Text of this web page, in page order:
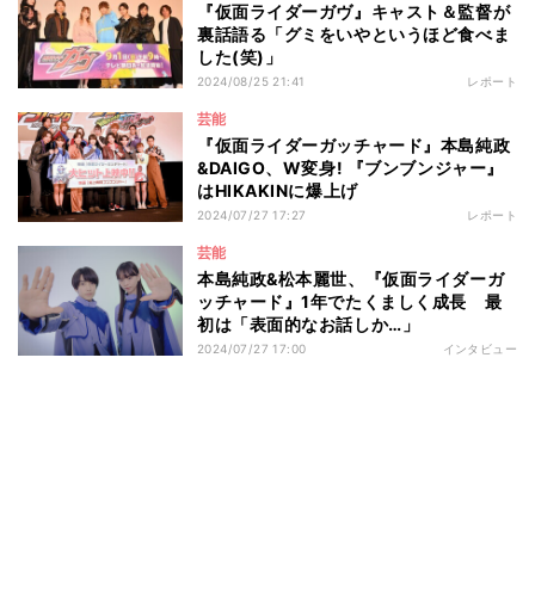
『仮面ライダーガヴ』キャスト＆監督が
裏話語る「グミをいやというほど食べま
した(笑)」
2024/08/25 21:41 レポート
芸能
『仮面ライダーガッチャード』本島純政
&DAIGO、W変身! 『ブンブンジャー』
はHIKAKINに爆上げ
2024/07/27 17:27 レポート
芸能
本島純政&松本麗世、『仮面ライダーガ
ッチャード』1年でたくましく成長 最
初は「表面的なお話しか…」
2024/07/27 17:00 インタビュー